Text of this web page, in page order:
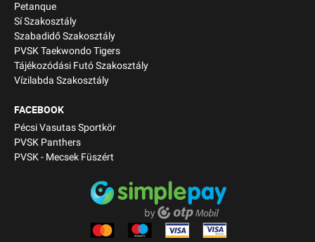
Petanque
Sí Szakosztály
Szabadidő Szakosztály
PVSK Taekwondo Tigers
Tájékozódási Futó Szakosztály
Vízilabda Szakosztály
FACEBOOK
Pécsi Vasutas Sportkör
PVSK Panthers
PVSK - Mecsek Füszért